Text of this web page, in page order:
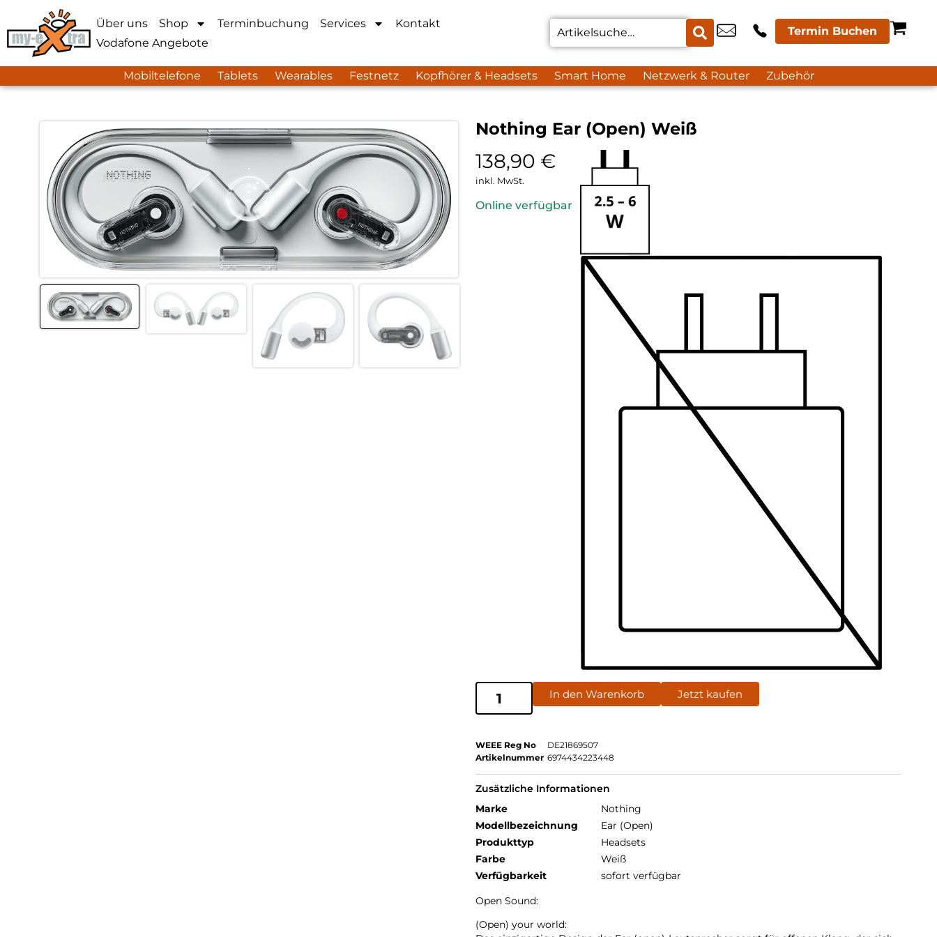
Über uns Shop Terminbuchung Services
Kontakt
Vodafone Angebote
Termin Buchen
Mobiltelefone Tablets Wearables Festnetz Kopfhörer & Headsets Smart Home Netzwerk & Router Zubehör
Nothing Ear (Open) Weiß
138,90 €
inkl. MwSt.
Online verfügbar
In den Warenkorb Jetzt kaufen
WEEE Reg No
DE21869507
Artikelnummer 6974434223448
Zusätzliche Informationen
Marke
Nothing
Modellbezeichnung
Ear (Open)
Produkttyp
Headsets
Farbe
Weiß
Verfügbarkeit
sofort verfügbar
Open Sound:
(Open) your world: